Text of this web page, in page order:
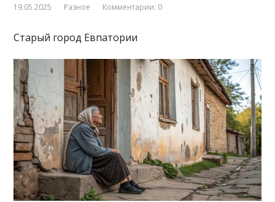
19.05.2025 Разное Комментарии: 0
Старый город Евпатории